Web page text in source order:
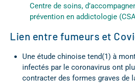
Centre de soins,
prévention en addictologie
Lien entre fumeurs et
Une étude chinoise tend(1) à
infectés par le coronavirus ont
contracter des formes graves de